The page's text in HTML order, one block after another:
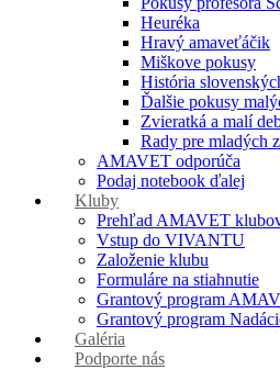
Heuréka
Hravý amaveťáčik
Miškove pokusy
História
Ďalšie pokusy
Zvieratká a malí
Rady pre mladých
AMAVET odporúča
Podaj notebook ďalej
Kluby
Prehľad AMAVET
Vstup do VIVANTU
Založenie klubu
Formuláre na stiahnutie
Grantový program
Grantový program
Galéria
Podporte nás